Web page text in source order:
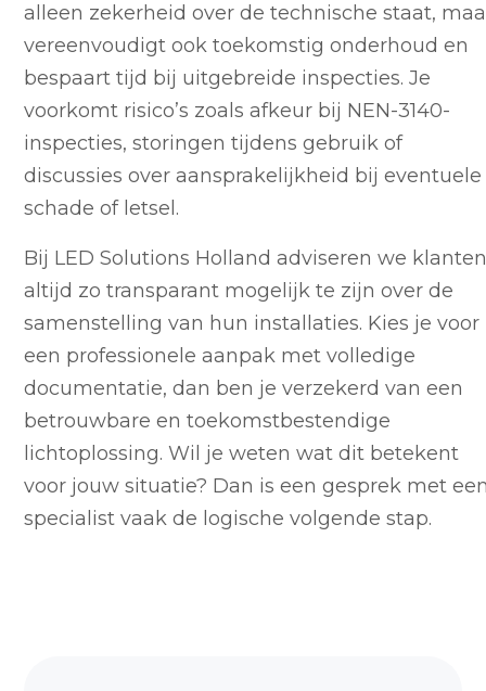
alleen zekerheid over de technische staat,
vereenvoudigt ook toekomstig onderhoud en
bespaart tijd bij uitgebreide inspecties. Je
voorkomt risico’s zoals afkeur bij NEN-3140-
inspecties, storingen tijdens gebruik of
discussies over aansprakelijkheid bij eventuele
schade of letsel.
Bij LED Solutions Holland adviseren we
altijd zo transparant mogelijk te zijn over de
samenstelling van hun installaties. Kies je voor
een professionele aanpak met volledige
documentatie, dan ben je verzekerd van een
betrouwbare en toekomstbestendige
lichtoplossing. Wil je weten wat dit betekent
voor jouw situatie? Dan is een gesprek met
specialist vaak de logische volgende stap.